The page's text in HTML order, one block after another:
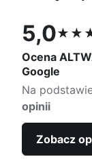
5,0
Ocena 5,0
Ocena
Google
Na
opinii
Zobacz